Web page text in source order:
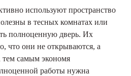
используют пространство
в тесных комнатах или
полноценную дверь. Их
что они не открываются, а
тем самым экономя
работы нужна